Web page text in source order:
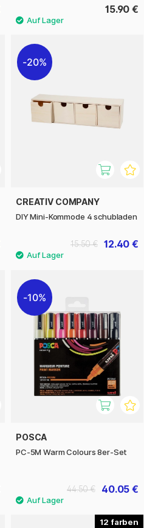
15.90 €
20%
CREATIV COMPANY
DIY Mini-Kommode 4 schubladen
12.40 €
15.50 €
10%
POSCA
PC-5M Warm Colours 8er-Set
40.05 €
44.50 €
12